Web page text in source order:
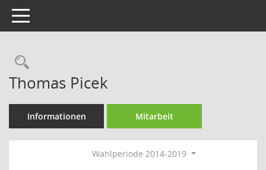
Toggle navigation
Rechercheauswahl
Thomas Picek
Informationen Mitarbeit
Wahlperiode 2014-2019